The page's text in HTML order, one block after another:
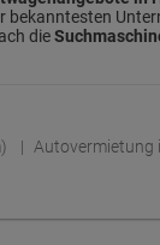
bekanntesten
die
Autovermietung